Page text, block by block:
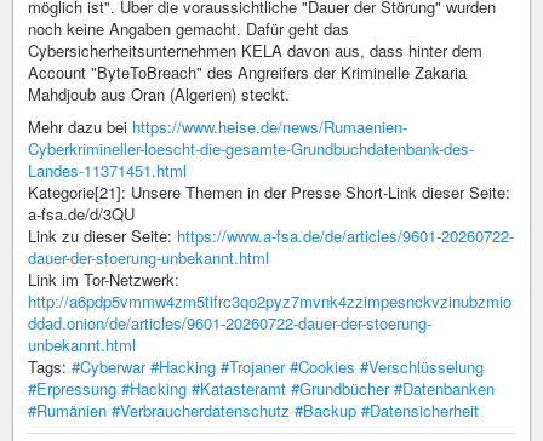
möglich ist". Über die voraussichtliche "Dauer der Störung" wurden
noch keine Angaben gemacht. Dafür geht das
Cybersicherheitsunternehmen KELA davon aus, dass hinter dem
Account "ByteToBreach" des Angreifers der Kriminelle Zakaria
Mahdjoub aus Oran (Algerien) steckt.
Mehr dazu bei https://www.heise.de/news/Rumaenien-
Cyberkrimineller-loescht-die-gesamte-Grundbuchdatenbank-des-
Landes-11371451.html
Kategorie[21]: Unsere Themen in der Presse Short-Link dieser Seite:
a-fsa.de/d/3QU
Link zu dieser Seite: https://www.a-fsa.de/de/articles/9601-20260722-
dauer-der-stoerung-unbekannt.html
Link im Tor-Netzwerk:
http://a6pdp5vmmw4zm5tifrc3qo2pyz7mvnk4zzimpesnckvzinubzmio
ddad.onion/de/articles/9601-20260722-dauer-der-stoerung-
unbekannt.html
Tags: #Cyberwar #Hacking #Trojaner #Cookies #Verschlüsselung
#Erpressung #Hacking #Katasteramt #Grundbücher #Datenbanken
#Rumänien #Verbraucherdatenschutz #Backup #Datensicherheit